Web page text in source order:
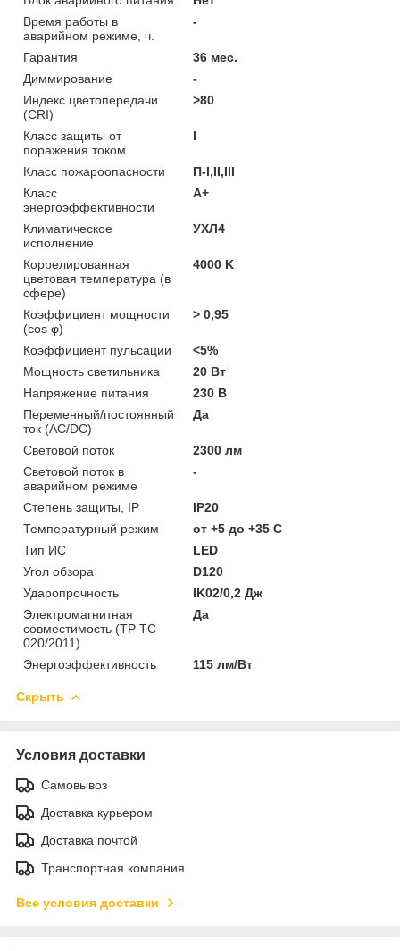
Время работы в
аварийном режиме, ч.
-
Гарантия
36 мес.
Диммирование
-
Индекс цветопередачи
(CRI)
>80
Класс защиты от
поражения током
I
Класс пожароопасности
П-I,II,ІІІ
Класс
энергоэффективности
A+
Климатическое
исполнение
УХЛ4
Коррелированная
цветовая температура (в
сфере)
4000 K
Коэффициент мощности
(cos φ)
> 0,95
Коэффициент пульсации
<5%
Мощность светильника
20 Вт
Напряжение питания
230 В
Переменный/постоянный
ток (AC/DC)
Да
Световой поток
2300 лм
Световой поток в
аварийном режиме
-
Степень защиты, IP
IP20
Температурный режим
от +5 до +35 C
Тип ИС
LED
Угол обзора
D120
Ударопрочность
IK02/0,2 Дж
Электромагнитная
совместимость (ТР ТС
020/2011)
Да
Энергоэффективность 115 лм/Вт
Скрыть
Условия доставки
Самовывоз
Доставка курьером
Доставка почтой
Транспортная компания
Все условия доставки